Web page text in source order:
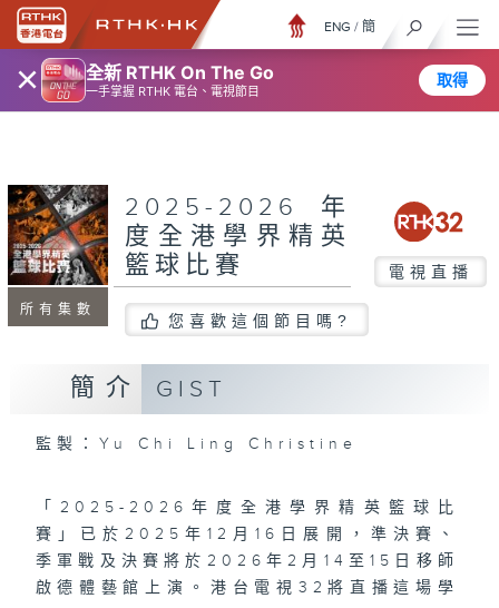
× 全新 RTHK On The Go
一手掌握 RTHK 電台、電視節目
取得
ENG / 簡
所有集數
2025-2026年
度全港學界精英
籃球比賽
電視直播
您喜歡這個節目嗎?
簡介 GIST
監製：Yu Chi Ling Christine
「2025-2026年度全港學界精英籃球比
賽」已於2025年12月16日展開，準決賽、
季軍戰及決賽將於2026年2月14至15日移師
啟德體藝館上演。港台電視32將直播這場學